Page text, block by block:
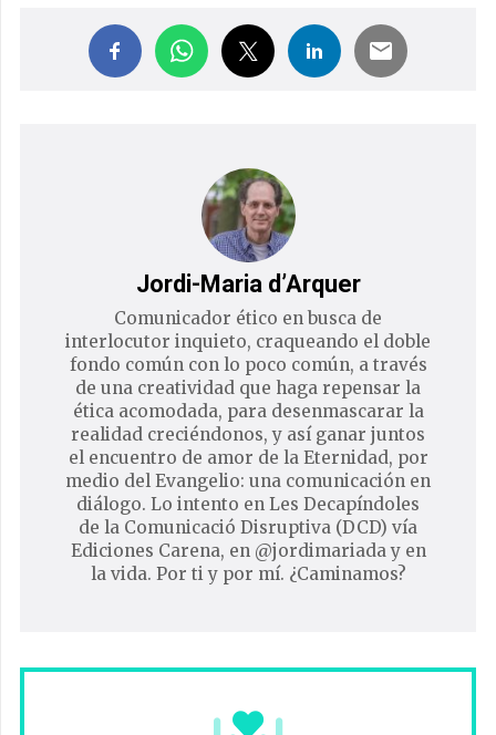
Jordi-Maria d’Arquer
Comunicador ético en busca de
interlocutor inquieto, craqueando el doble
fondo común con lo poco común, a través
de una creatividad que haga repensar la
ética acomodada, para desenmascarar la
realidad creciéndonos, y así ganar juntos
el encuentro de amor de la Eternidad, por
medio del Evangelio: una comunicación en
diálogo. Lo intento en Les Decapíndoles
de la Comunicació Disruptiva (DCD) vía
Ediciones Carena, en @jordimariada y en
la vida. Por ti y por mí. ¿Caminamos?